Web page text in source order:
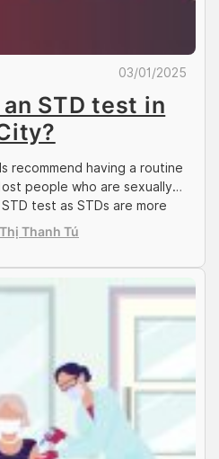
03/01/2025
STD test in
recommend having a routine
people who are sexually
test as STDs are more
A sexually transmitted
(STI) affects both men and
Thanh Tú